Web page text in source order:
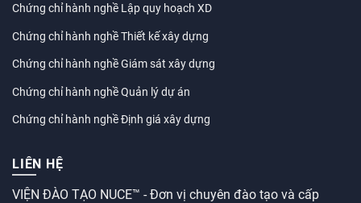
Chứng chỉ hành nghề Lập quy hoạch XD
Chứng chỉ hành nghề Thiết kế xây dựng
Chứng chỉ hành nghề Giám sát xây dựng
Chứng chỉ hành nghề Quản lý dự án
Chứng chỉ hành nghề Định giá xây dựng
LIÊN HỆ
VIỆN ĐÀO TẠO NUCE™ - Đơn vị chuyên đào tạo và cấp